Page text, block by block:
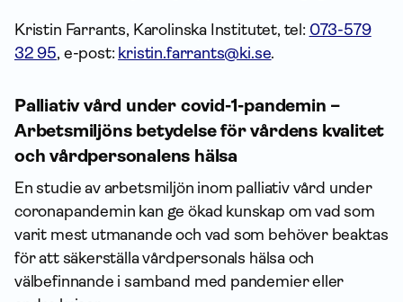
Kristin Farrants, Karolinska Institutet, tel: 073-579
32 95, e-post: kristin.farrants@ki.se.
Palliativ vård under covid-1-pandemin –
Arbetsmiljöns betydelse för vårdens kvalitet
och vårdpersonalens hälsa
En studie av arbetsmiljön inom palliativ vård under
coronapandemin kan ge ökad kunskap om vad som
varit mest utmanande och vad som behöver beaktas
för att säkerställa vårdpersonals hälsa och
välbefinnande i samband med pandemier eller